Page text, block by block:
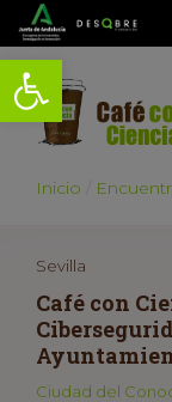
Abrir barra de
Inicio
Sevilla
Café con
Ciudad del